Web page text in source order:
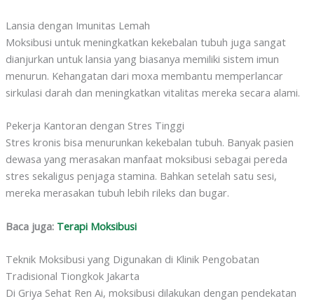
Lansia dengan Imunitas Lemah
Moksibusi untuk meningkatkan kekebalan tubuh juga sangat
dianjurkan untuk lansia yang biasanya memiliki sistem imun
menurun. Kehangatan dari moxa membantu memperlancar
sirkulasi darah dan meningkatkan vitalitas mereka secara alami.
Pekerja Kantoran dengan Stres Tinggi
Stres kronis bisa menurunkan kekebalan tubuh. Banyak pasien
dewasa yang merasakan manfaat moksibusi sebagai pereda
stres sekaligus penjaga stamina. Bahkan setelah satu sesi,
mereka merasakan tubuh lebih rileks dan bugar.
Baca juga: Terapi Moksibusi
Teknik Moksibusi yang Digunakan di Klinik Pengobatan
Tradisional Tiongkok Jakarta
Di Griya Sehat Ren Ai, moksibusi dilakukan dengan pendekatan